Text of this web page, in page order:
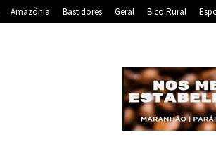
Amazônia Bastidores Geral Bico Rural